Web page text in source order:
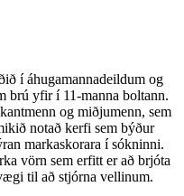
í áhugamannadeildum og
brú yfir í 11-manna boltann.
og miðjumenn, sem
notað kerfi sem býður
markaskorara í sókninni.
vörn sem erfitt er að brjóta
til að stjórna vellinum.